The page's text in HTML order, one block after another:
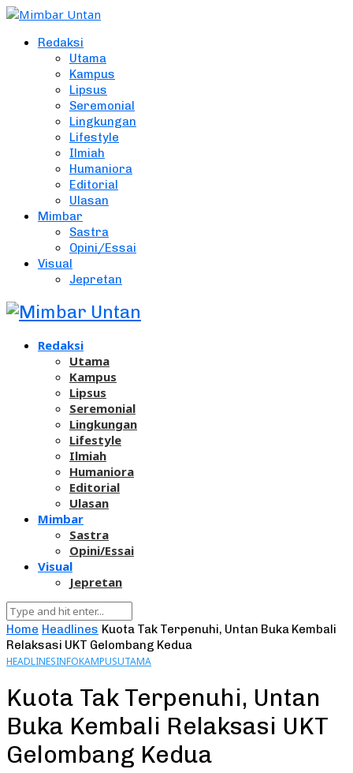
Redaksi
Utama
Kampus
Lipsus
Seremonial
Lingkungan
Lifestyle
Ilmiah
Humaniora
Editorial
Ulasan
Mimbar
Sastra
Opini/Essai
Visual
Jepretan
Redaksi
Utama
Kampus
Lipsus
Seremonial
Lingkungan
Lifestyle
Ilmiah
Humaniora
Editorial
Ulasan
Mimbar
Sastra
Opini/Essai
Visual
Jepretan
Home Headlines Kuota Tak Terpenuhi, Untan Buka Kembali
Relaksasi UKT Gelombang Kedua
HEADLINESINFOKAMPUSUTAMA
Kuota Tak Terpenuhi, Untan
Buka Kembali Relaksasi UKT
Gelombang Kedua